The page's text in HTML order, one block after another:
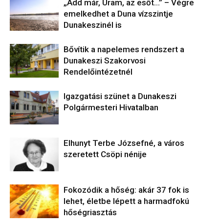
„Add már, Uram, az esőt…” – Végre
emelkedhet a Duna vízszintje
Dunakeszinél is
Bővítik a napelemes rendszert a
Dunakeszi Szakorvosi
Rendelőintézetnél
Igazgatási szünet a Dunakeszi
Polgármesteri Hivatalban
Elhunyt Terbe Józsefné, a város
szeretett Csöpi nénije
Fokozódik a hőség: akár 37 fok is
lehet, életbe lépett a harmadfokú
hőségriasztás